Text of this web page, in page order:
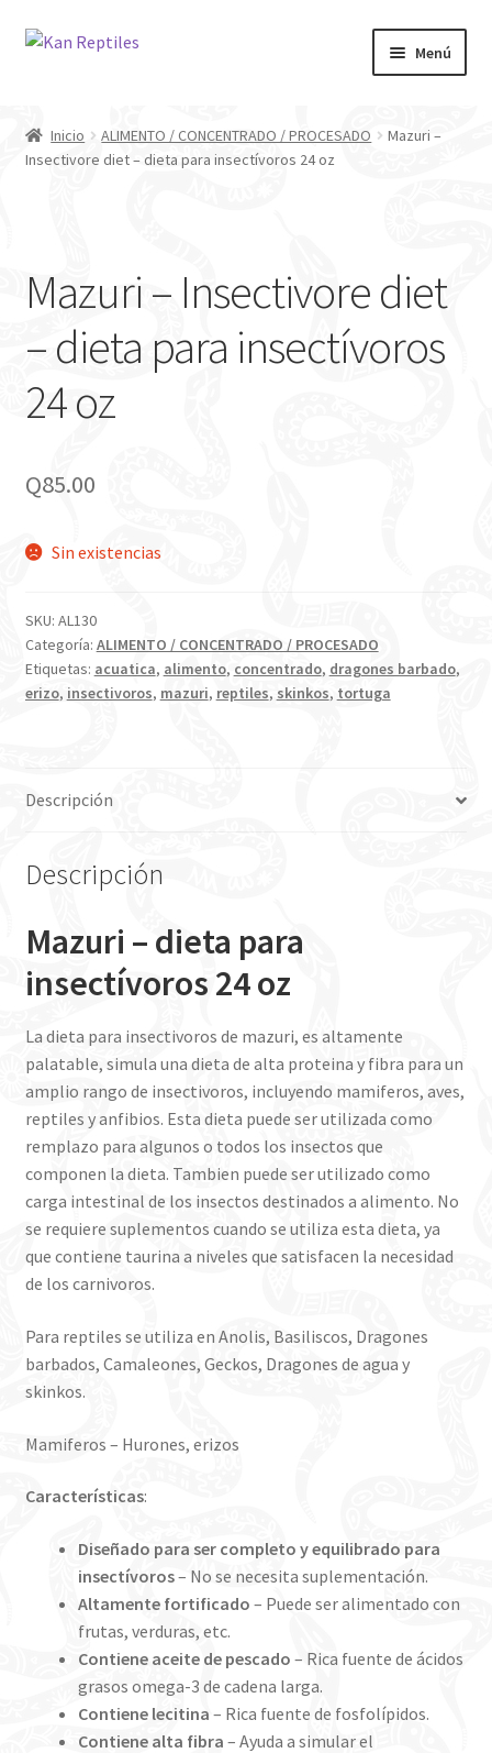
Ir
navegación
Ir
Menú
Tienda
Inicio ALIMENTO / CONCENTRADO / PROCESADO
Mazuri –
Insectivore diet – dieta para insectívoros 24 oz
Mazuri – Insectivore diet
– dieta para insectívoros
24 oz
Q85.00
Sin existencias
SKU: AL130
Categoría: ALIMENTO / CONCENTRADO / PROCESADO
Etiquetas: acuatica, alimento, concentrado, dragones barbado,
erizo, insectivoros, mazuri, reptiles, skinkos, tortuga
Descripción
Descripción
Mazuri – dieta para
insectívoros 24 oz
La dieta para insectivoros de mazuri, es altamente
palatable, simula una dieta de alta proteina y fibra para un
amplio rango de insectivoros, incluyendo mamiferos, aves,
reptiles y anfibios. Esta dieta puede ser utilizada como
remplazo para algunos o todos los insectos que
componen la dieta. Tambien puede ser utilizado como
carga intestinal de los insectos destinados a alimento. No
se requiere suplementos cuando se utiliza esta dieta, ya
que contiene taurina a niveles que satisfacen la necesidad
de los carnivoros.
Para reptiles se utiliza en Anolis, Basiliscos, Dragones
barbados, Camaleones, Geckos, Dragones de agua y
skinkos.
Mamiferos – Hurones, erizos
Características:
Diseñado para ser completo y equilibrado para
insectívoros– No se necesita suplementación.
Altamente fortificado – Puede ser alimentado con
frutas, verduras, etc.
Contiene aceite de pescado – Rica fuente de ácidos
grasos omega-3 de cadena larga.
Contiene lecitina – Rica fuente de fosfolípidos.
Contiene alta fibra – Ayuda a simular el